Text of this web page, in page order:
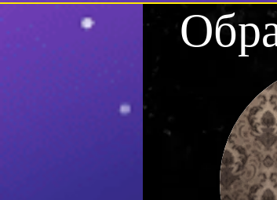
Тегов пока нет.